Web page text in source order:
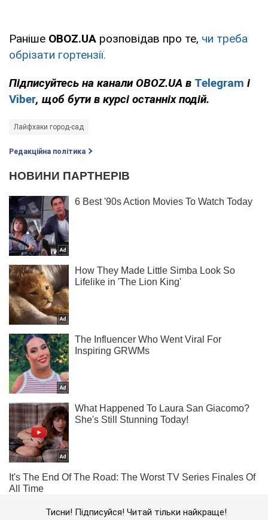
Раніше OBOZ.UA розповідав про те, чи треба
обрізати гортензії.
Підписуйтесь на канали OBOZ.UA в Telegram і
Viber, щоб бути в курсі останніх подій.
Лайфхаки город-сад
Редакційна політика
Тисни! Підписуйся! Читай тільки найкраще!